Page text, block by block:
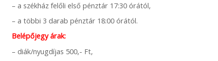
– a székház felőli első pénztár 17:30 órától,
– a többi 3 darab pénztár 18:00 órától.
Belépőjegy árak:
– diák/nyugdíjas 500,- Ft,